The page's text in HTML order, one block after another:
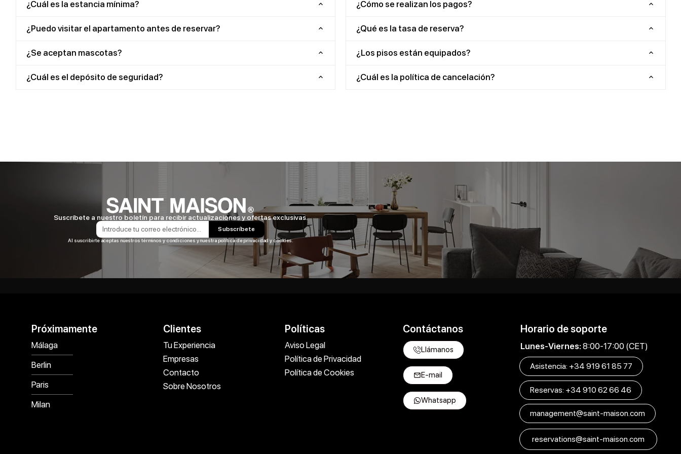
¿Cuál es la estancia mínima?
¿Puedo visitar el apartamento antes de reservar?
¿Se aceptan mascotas?
¿Cuál es el depósito de seguridad?
¿Cómo se realizan los pagos?
¿Qué es la tasa de reserva?
¿Los pisos están equipados?
¿Cuál es la política de cancelación?
Suscríbete a nuestro boletín para recibir actualizaciones y ofertas exclusivas.
Subscríbete
Al suscribirte aceptas nuestros términos y condiciones y nuestra política de privacidad y cookies.
Próximamente
Málaga
Berlin
Paris
Milan
Clientes
Tu Experiencia
Empresas
Contacto
Sobre Nosotros
Políticas
Aviso Legal
Política de Privacidad
Política de Cookies
Contáctanos
Llámanos
E-mail
Whatsapp
Horario de soporte
Lunes-Viernes: 8:00-17:00 (CET)
Asistencia: +34 919 61 85 77
Reservas: +34 910 62 66 46
management@saint-maison.com
reservations@saint-maison.com